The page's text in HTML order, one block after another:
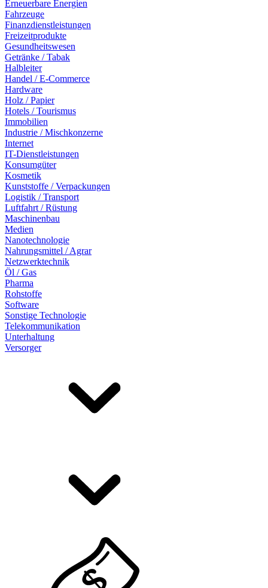
Erneuerbare Energien
Fahrzeuge
Finanzdienstleistungen
Freizeitprodukte
Gesundheitswesen
Getränke / Tabak
Halbleiter
Handel / E-Commerce
Hardware
Holz / Papier
Hotels / Tourismus
Immobilien
Industrie / Mischkonzerne
Internet
IT-Dienstleistungen
Konsumgüter
Kosmetik
Kunststoffe / Verpackungen
Logistik / Transport
Luftfahrt / Rüstung
Maschinenbau
Medien
Nanotechnologie
Nahrungsmittel / Agrar
Netzwerktechnik
Öl / Gas
Pharma
Rohstoffe
Software
Sonstige Technologie
Telekommunikation
Unterhaltung
Versorger